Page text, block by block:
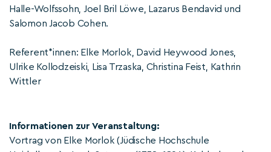
Halle-Wolfssohn, Joel Bril Löwe, Lazarus Bendavid und
Salomon Jacob Cohen.
Referent*innen: Elke Morlok, David Heywood Jones,
Ulrike Kollodzeiski, Lisa Trzaska, Christina Feist, Kathrin
Wittler
Informationen zur Veranstaltung:
Vortrag von Elke Morlok (Jüdische Hochschule